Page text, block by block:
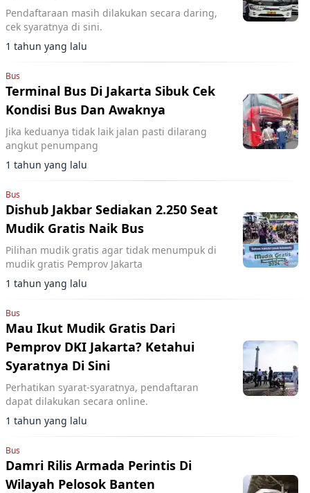
Pendaftaraan masih dilakukan secara daring,
cek syaratnya di sini.
1 tahun yang lalu
Bus
Terminal Bus Di Jakarta Sibuk Cek
Kondisi Bus Dan Awaknya
Jika keduanya tidak laik jalan pasti dilarang
angkut penumpang
1 tahun yang lalu
Bus
Dishub Jakbar Sediakan 2.250 Seat
Mudik Gratis Naik Bus
Pilihan mudik gratis agar tidak menumpuk di
mudik gratis Pemprov Jakarta
1 tahun yang lalu
Bus
Mau Ikut Mudik Gratis Dari
Pemprov DKI Jakarta? Ketahui
Syaratnya Di Sini
Perhatikan syarat-syaratnya, pendaftaran
dapat dilakukan secara online.
1 tahun yang lalu
Bus
Damri Rilis Armada Perintis Di
Wilayah Pelosok Banten